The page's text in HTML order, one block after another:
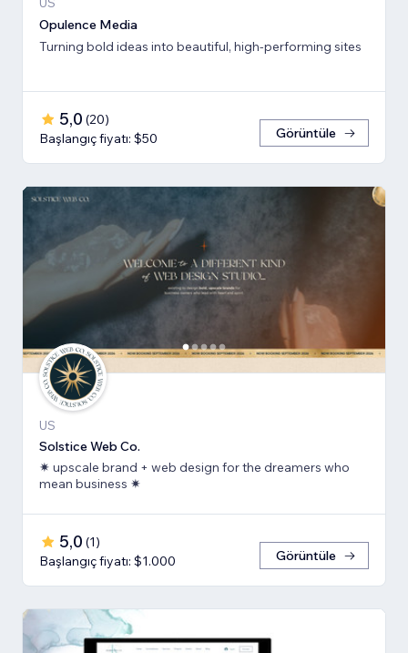
Opulence Media
Turning bold ideas into beautiful, high-performing sites
5,0 (20)
Başlangıç fiyatı: $50
Görüntüle
US
Solstice Web Co.
✷ upscale brand + web design for the dreamers who
mean business ✷
5,0 (1)
Başlangıç fiyatı: $1.000
Görüntüle